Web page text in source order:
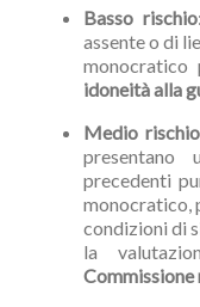
Basso rischio
assente o di
monocratico
idoneità alla
Medio rischio
presentano
precedenti
monocratico,
condizioni di
la